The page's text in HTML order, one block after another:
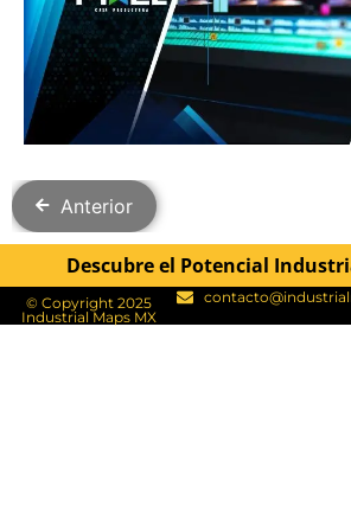
Anterior
Descubre el Potencial
© Copyright 2025
Industrial Maps MX​